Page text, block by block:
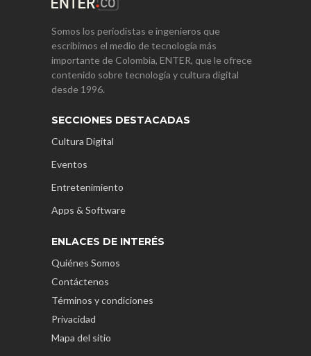
Somos los periodistas e ingenieros que
escribimos el medio de tecnología más
importante de Colombia, ENTER, que le ofrece
contenido sobre tecnología y cultura digital
desde 1996.
SECCIONES DESTACADAS
Cultura Digital
Eventos
Entretenimiento
Apps & Software
ENLACES DE INTERÉS
Quiénes Somos
Contáctenos
Términos y condiciones
Privacidad
Mapa del sitio